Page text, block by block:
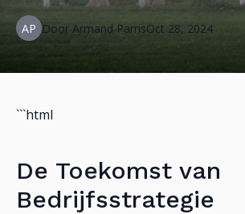
AP Oct 28, 2024
Door Armand Parris
```html
De Toekomst van
Bedrijfsstrategie